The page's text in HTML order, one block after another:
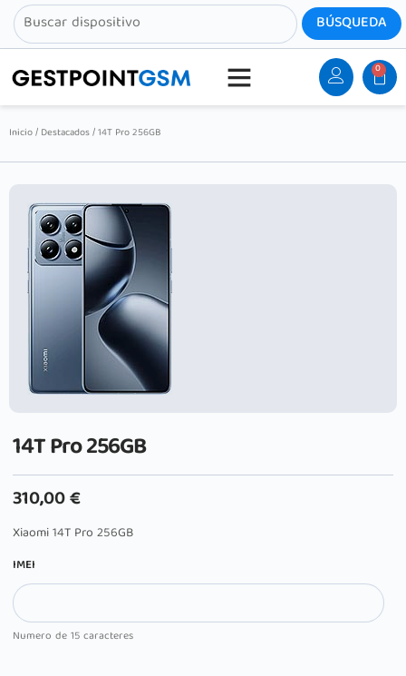
0
Inicio/ Destacados/ 14T Pro 256GB
14T Pro 256GB
310,00€
Xiaomi 14T Pro 256GB
IMEI
Numero de 15 caracteres